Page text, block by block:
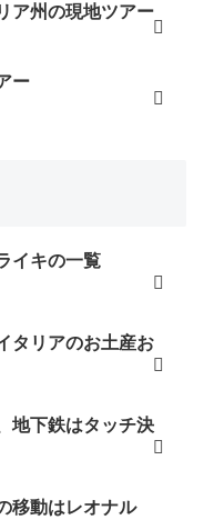
ア州の現地ツアー
ー
イキの一覧
タリアのお土産お
地下鉄はタッチ決
移動はレオナル